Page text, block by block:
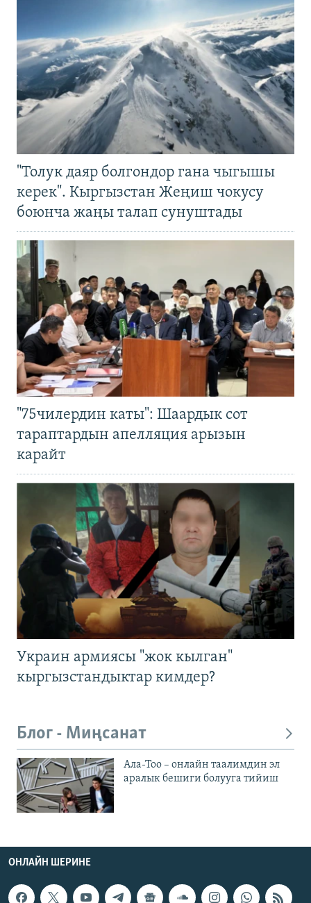
"Толук даяр болгондор гана чыгышы
керек". Кыргызстан Жеңиш чокусу
боюнча жаңы талап сунуштады
"75чилердин каты": Шаардык сот
тараптардын апелляция арызын
карайт
Украин армиясы "жок кылган"
кыргызстандыктар кимдер?
Блог - Миңсанат
Ала-Тоо – онлайн таалимдин эл
аралык бешиги болууга тийиш
ОНЛАЙН ШЕРИНЕ